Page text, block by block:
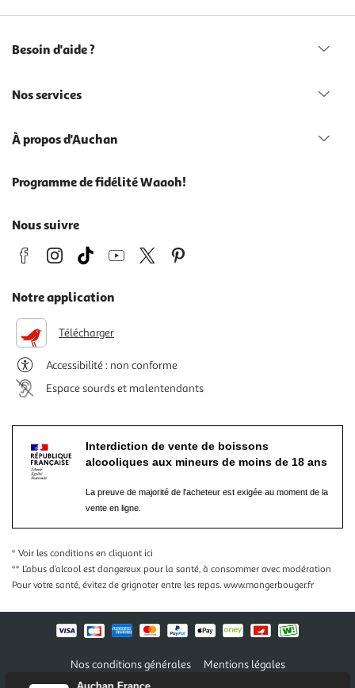
Besoin d'aide ?
Nos services
À propos d'Auchan
Programme de fidélité Waaoh!
Nous suivre
Notre application
Télécharger
Accessibilité : non conforme
Espace sourds et malentendants
Interdiction de vente de boissons
alcooliques aux mineurs de moins de 18 ans
La preuve de majorité de l'acheteur est exigée au moment de la
vente en ligne.
* Voir les conditions en cliquant ici
** L’abus d’alcool est dangereux pour la santé, à consommer avec modération
Pour votre santé, évitez de grignoter entre les repas. www.mangerbouger.fr
Nos conditions générales
Mentions légales
Conditions des offres et promotions